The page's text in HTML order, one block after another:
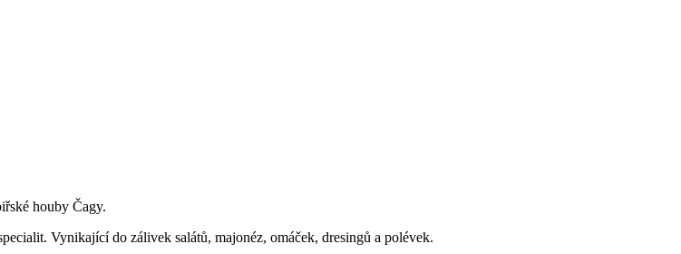
houby Čagy.
Vynikající do zálivek salátů, majonéz, omáček, dresingů a polévek.